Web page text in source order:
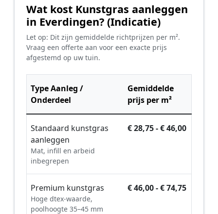
Wat kost Kunstgras aanleggen
in Everdingen? (Indicatie)
Let op: Dit zijn gemiddelde richtprijzen per m².
Vraag een offerte aan voor een exacte prijs
afgestemd op uw tuin.
Type Aanleg /
Onderdeel
Gemiddelde
prijs per m²
Standaard kunstgras
aanleggen
Mat, infill en arbeid
inbegrepen
€ 28,75 - € 46,00
Premium kunstgras
Hoge dtex-waarde,
poolhoogte 35–45 mm
€ 46,00 - € 74,75